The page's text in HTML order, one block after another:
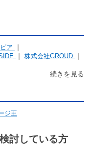
ア
株式会社GROUD
続きを見る
ジ王
討している方